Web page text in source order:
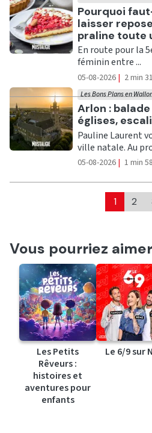
Ecouter
Pourquoi
laisser
praline toute
En route pour la
féminin entre ...
05-08-2026 | 2 min
Ecouter
Arlon :
églises,
Les Bons Plans en
Pauline Laurent
ville natale. Au
05-08-2026 | 1 min
1 2
Vous pourriez
Les Petits
Rêveurs :
histoires et
aventures pour
enfants
Le 6/9 sur